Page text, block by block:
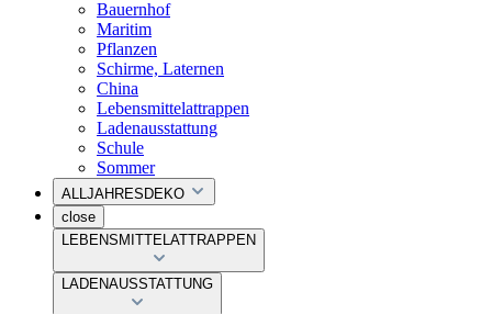
Bauernhof
Maritim
Pflanzen
Schirme, Laternen
China
Lebensmittelattrappen
Ladenausstattung
Schule
Sommer
ALLJAHRESDEKO
close
LEBENSMITTELATTRAPPEN
LADENAUSSTATTUNG